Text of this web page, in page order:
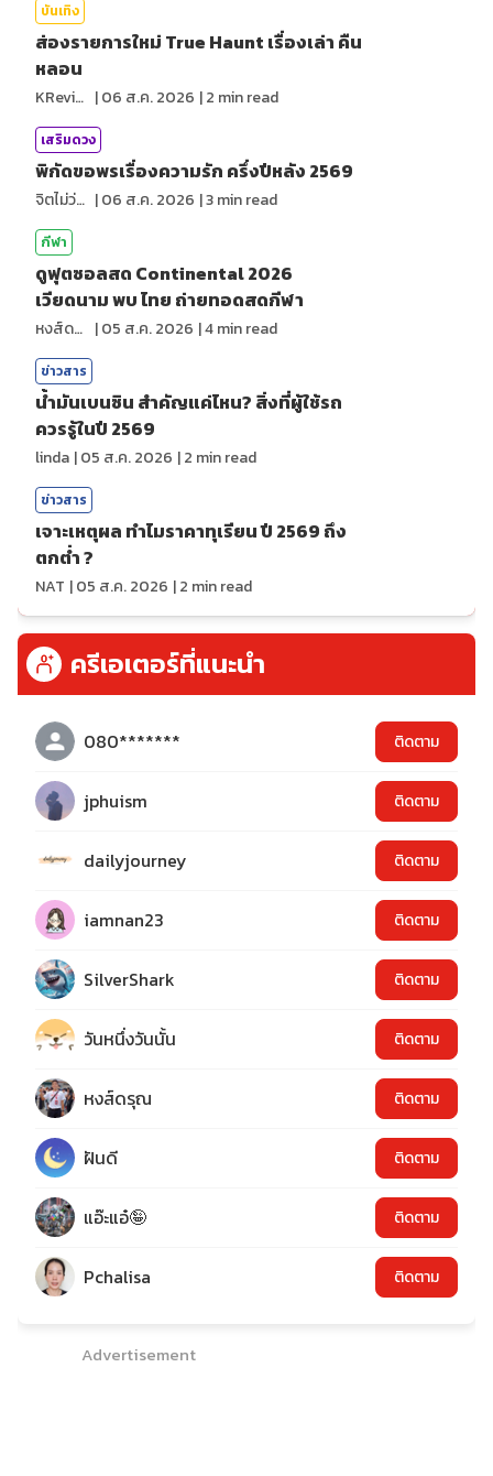
บันเทิง
ส่องรายการใหม่ True Haunt เรื่องเล่า คืน
หลอน
KReview |06 ส.ค. 2026 |2 min read
เสริมดวง
พิกัดขอพรเรื่องความรัก ครึ่งปีหลัง 2569
จิตไม่ว่าง |06 ส.ค. 2026 |3min read
กีฬา
ดูฟุตซอลสด Continental 2026
เวียดนาม พบ ไทย ถ่ายทอดสดกีฬา
หงส์ดรุณ |05 ส.ค. 2026 |4min read
ข่าวสาร
น้ำมันเบนซิน สำคัญแค่ไหน? สิ่งที่ผู้ใช้รถ
ควรรู้ในปี 2569
linda |05 ส.ค. 2026 |2 min read
ข่าวสาร
เจาะเหตุผล ทำไมราคาทุเรียน ปี 2569 ถึง
ตกต่ำ ?
NAT |05 ส.ค. 2026 |2 min read
ครีเอเตอร์ที่แนะนำ
080******* ติดตาม
jphuism ติดตาม
dailyjourney ติดตาม
iamnan23 ติดตาม
SilverShark ติดตาม
วันหนึ่งวันนั้น ติดตาม
หงส์ดรุณ ติดตาม
ฝันดี ติดตาม
แอ๊ะแอ๋🤪 ติดตาม
Pchalisa ติดตาม
Advertisement